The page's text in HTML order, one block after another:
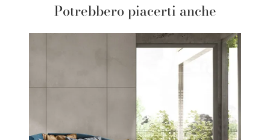
Potrebbero piacerti anche